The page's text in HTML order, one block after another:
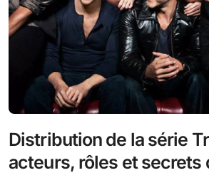
Distribution de la série
acteurs, rôles et secrets